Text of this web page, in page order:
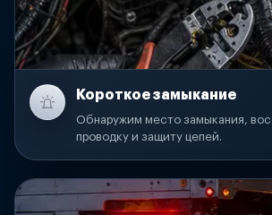
Короткое замыкание
Обнаружим место замыкания,
проводку и защиту цепей.